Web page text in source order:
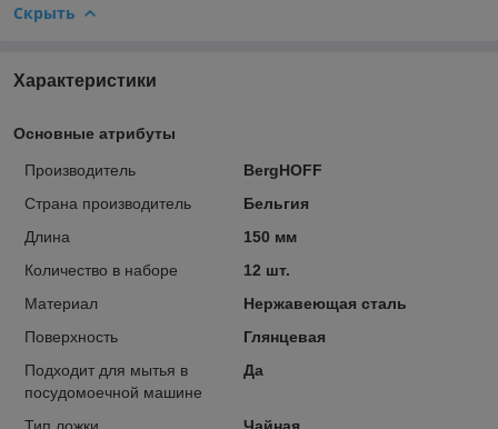
Скрыть
Характеристики
Основные атрибуты
Производитель
BergHOFF
Страна производитель
Бельгия
Длина
150 мм
Количество в наборе
12 шт.
Материал
Нержавеющая сталь
Поверхность
Глянцевая
Подходит для мытья в
посудомоечной машине
Да
Тип ложки Чайная